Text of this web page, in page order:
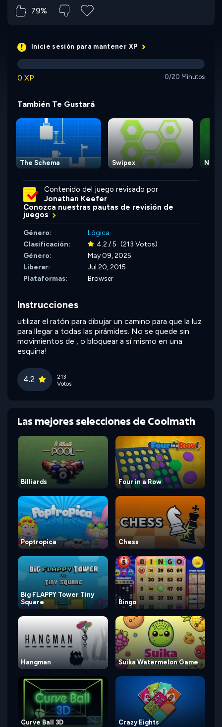
79%
Inicie sesión para mantener XP
0 XP 0/20 Minutos
También Te Gustará
The Schema Swipex
Contenido del juego revisado por
Jonathan Keefer
Conozca nuestras pautas de revisión de
juegos
Género:
Lógica
Clasificación:
4.2 / 5 (213 Votos)
Género:
May 09, 2025
Liberar:
Jul 20, 2015
Plataformas:
Browser
Instrucciones
utilizar el ratón para dibujar un camino para que la luz
para llegar a todas las pirámides. No se quede sin
movimientos de , o bloquear a sí mismo en una
esquina!
4.2
213
Votos
Las mejores selecciones de Coolmath
Billiards Four in a Row
Poptropica Chess
Big FLAPPY Tower Tiny
Square
Bingo
Hangman Suika Watermelon Game
Curve Ball 3D Crazy Eights